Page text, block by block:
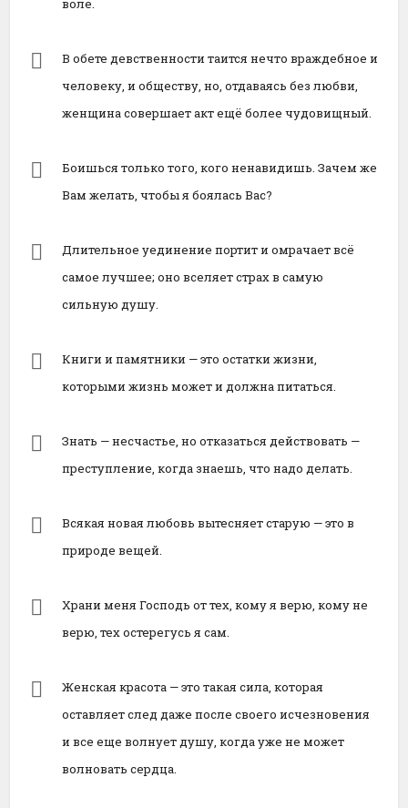
воле.
В обете девственности таится нечто враждебное и
человеку, и обществу, но, отдаваясь без любви,
женщина совершает акт ещё более чудовищный.
Боишься только того, кого ненавидишь. Зачем же
Вам желать, чтобы я боялась Вас?
Длительное уединение портит и омрачает всё
самое лучшее; оно вселяет страх в самую
сильную душу.
Книги и памятники — это остатки жизни,
которыми жизнь может и должна питаться.
Знать — несчастье, но отказаться действовать —
преступление, когда знаешь, что надо делать.
Всякая новая любовь вытесняет старую — это в
природе вещей.
Храни меня Господь от тех, кому я верю, кому не
верю, тех остерегусь я сам.
Женская красота — это такая сила, которая
оставляет след даже после своего исчезновения
и все еще волнует душу, когда уже не может
волновать сердца.